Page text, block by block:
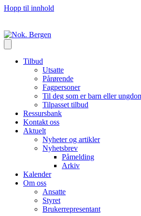
Hopp til innhold
Tilbud
Utsatte
Pårørende
Fagpersoner
Til deg som er barn eller
Tilpasset tilbud
Ressursbank
Kontakt oss
Aktuelt
Nyheter og artikler
Nyhetsbrev
Påmelding
Arkiv
Kalender
Om oss
Ansatte
Styret
Brukerrepresentant